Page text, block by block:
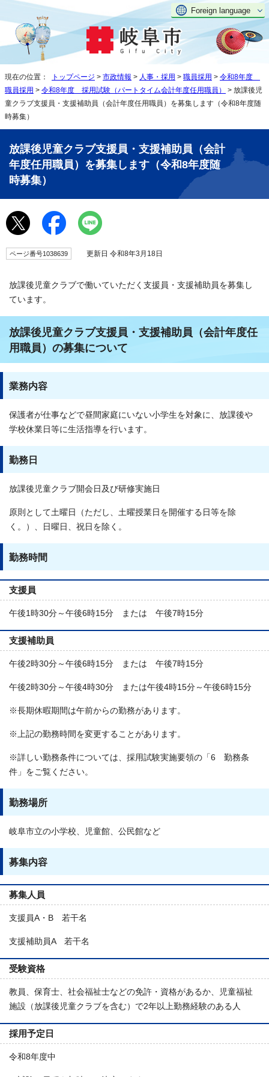
Foreign language
現在の位置： トップページ > 市政情報 > 人事・採用 > 職員採用 > 令和8年度
職員採用 > 令和8年度 採用試験（パートタイム会計年度任用職員）
> 放課後児
童クラブ支援員・支援補助員（会計年度任用職員）を募集します（令和8年度随
時募集）
放課後児童クラブ支援員・支援補助員（会計
年度任用職員）を募集します（令和8年度随
時募集）
ページ番号1038639 更新日 令和8年3月18日
放課後児童クラブで働いていただく支援員・支援補助員を募集し
ています。
放課後児童クラブ支援員・支援補助員（会計年度任
用職員）の募集について
業務内容
保護者が仕事などで昼間家庭にいない小学生を対象に、放課後や
学校休業日等に生活指導を行います。
勤務日
放課後児童クラブ開会日及び研修実施日
原則として土曜日（ただし、土曜授業日を開催する日等を除
く。）、日曜日、祝日を除く。
勤務時間
支援員
午後1時30分～午後6時15分 または 午後7時15分
支援補助員
午後2時30分～午後6時15分 または 午後7時15分
午後2時30分～午後4時30分 または午後4時15分～午後6時15分
※長期休暇期間は午前からの勤務があります。
※上記の勤務時間を変更することがあります。
※詳しい勤務条件については、採用試験実施要領の「6 勤務条
件」をご覧ください。
勤務場所
岐阜市立の小学校、児童館、公民館など
募集内容
募集人員
支援員A・B 若干名
支援補助員A 若干名
受験資格
教員、保育士、社会福祉士などの免許・資格があるか、児童福祉
施設（放課後児童クラブを含む）で2年以上勤務経験のある人
採用予定日
令和8年度中